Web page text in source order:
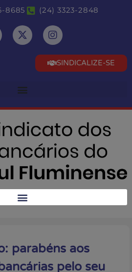
8685 (24) 3323-2848
SINDICALIZE-SE
parabéns aos
pelo seu